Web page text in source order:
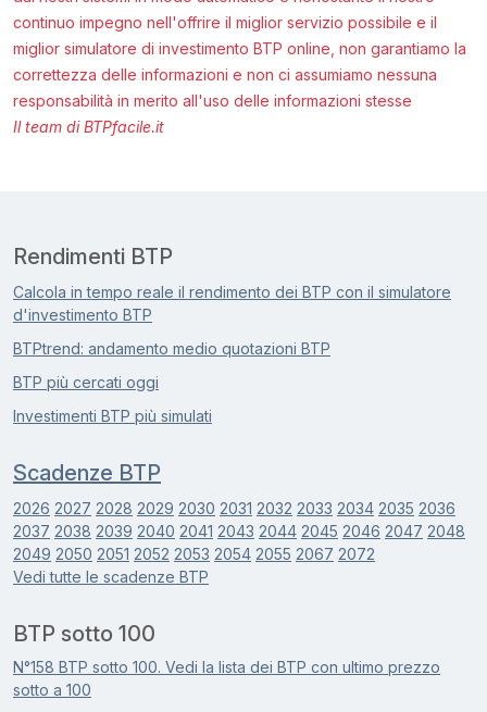
continuo impegno nell'offrire il miglior servizio possibile e il
miglior simulatore di investimento BTP online, non garantiamo la
correttezza delle informazioni e non ci assumiamo nessuna
responsabilità in merito all'uso delle informazioni stesse
Il team di BTPfacile.it
Rendimenti BTP
Calcola in tempo reale il rendimento dei BTP con il simulatore
d'investimento BTP
BTPtrend: andamento medio quotazioni BTP
BTP più cercati oggi
Investimenti BTP più simulati
Scadenze BTP
2026 2027 2028 2029 2030 2031 2032 2033 2034 2035 2036
2037 2038 2039 2040 2041 2043 2044 2045 2046 2047 2048
2049 2050 2051 2052 2053 2054 2055 2067 2072
Vedi tutte le scadenze BTP
BTP sotto 100
N°158 BTP sotto 100. Vedi la lista dei BTP con ultimo prezzo
sotto a 100